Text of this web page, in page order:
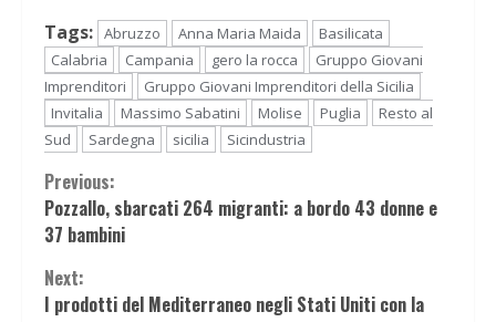
Tags: Abruzzo Anna Maria Maida
Basilicata
Calabria
Campania gero la rocca
Gruppo Giovani
Imprenditori
Gruppo Giovani Imprenditori della Sicilia
Invitalia
Massimo Sabatini Molise Puglia
Resto al
Sud
Sardegna sicilia Sicindustria
Continue
Reading
Previous:
Pozzallo, sbarcati 264 migranti: a bordo 43 donne e
37 bambini
Next:
I prodotti del Mediterraneo negli Stati Uniti con la